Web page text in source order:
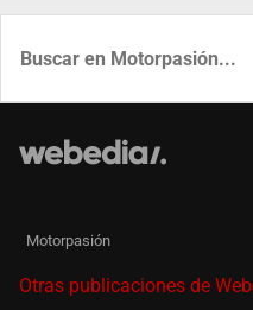
Motorpasión
Otras publicaciones de